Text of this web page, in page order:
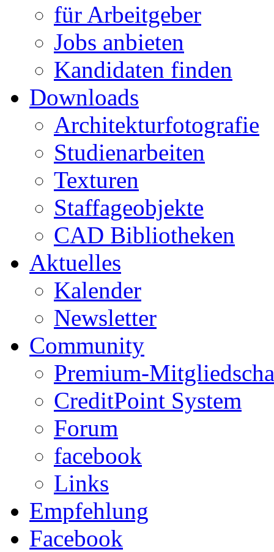
für Arbeitgeber
Jobs anbieten
Kandidaten finden
Downloads
Architekturfotografie
Studienarbeiten
Texturen
Staffageobjekte
CAD Bibliotheken
Aktuelles
Kalender
Newsletter
Community
Premium-
CreditPoint System
Forum
facebook
Links
Empfehlung
Facebook